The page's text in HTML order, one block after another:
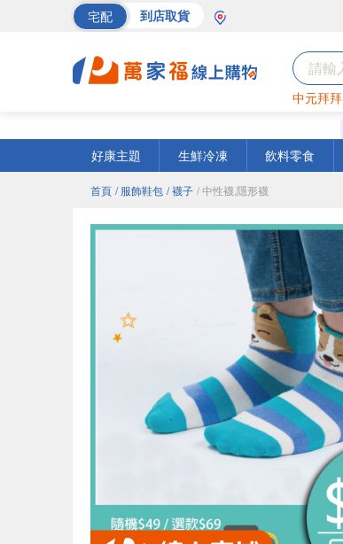
宅配 到店取貨
中元拜拜
好康主題
生鮮冷凍 飲料零食
首頁 / 服飾鞋包 / 襪子 / 中性襪,隱形襪